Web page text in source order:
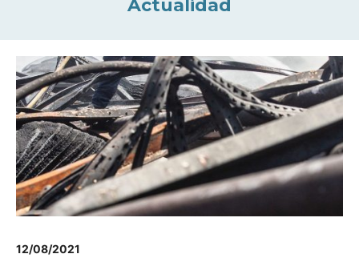
Actualidad
12/08/2021